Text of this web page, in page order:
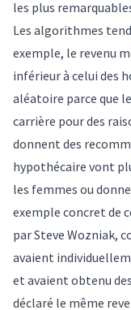
les plus
Les algorithmes
exemple, le revenu
inférieur à celui des
aléatoire parce que
carrière pour des
donnent des
hypothécaire vont
les femmes ou
exemple concret de
par Steve Wozniak,
avaient
et avaient obtenu
déclaré le même